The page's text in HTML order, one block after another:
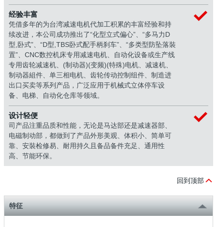
经验丰富
凭借多年的为台湾减速电机代加工积累的丰富经验和持
续改进，本公司成功推出了“化型立式偏心”、“多马力D
型,卧式”、“D型,TBS卧式配手柄刹车”、“多类型防坠落裝
置”、CNC数控机床专用减速电机、自动化设备或生产线
专用齿轮减速机、(制动器)(变频)(特殊)电机、减速机、
制动器組件、单三相电机、齿轮传动控制组件、制造进
出口买卖等系列产品，广泛应用于机械式立体停车设
备、电梯、自动化仓库等领域。
设计轻便
司产品注重品质和性能，无论是马达部还是减速器部、
电磁制动部，都做到了产品外形美观、体积小、简单可
靠、安裝检修易、耐用持久且备品备件充足、通用性
高、节能环保。
回到顶部
特征